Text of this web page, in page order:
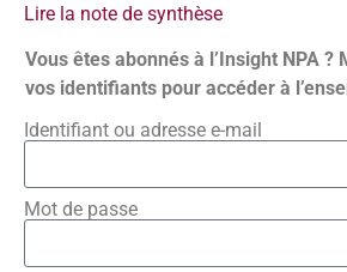
Lire la note de synthèse
Vous êtes abonnés à l’Insight NPA ?
vos identifiants pour accéder à
Identifiant ou adresse e-mail
Mot de passe